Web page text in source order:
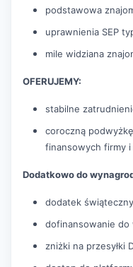
podstawowa
uprawnienia SEP
mile widziana
OFERUJEMY:
stabilne
coroczną
finansowych firmy
Dodatkowo do
dodatek
dofinansowanie do
zniżki na przesyłki